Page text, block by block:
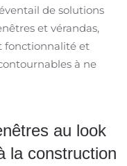
de solutions
et vérandas,
fonctionnalité et
à ne
au look
la construction